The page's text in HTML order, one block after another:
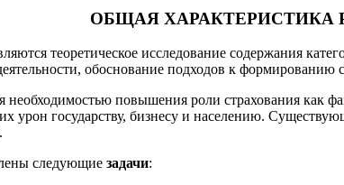
ОБЩАЯ ХАРАКТЕРИСТИКА
теоретическое исследование содержания
обоснование подходов к формированию
необходимостью повышения роли страхования как
государству, бизнесу и населению.
следующие задачи: